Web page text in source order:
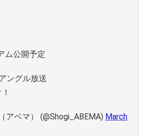
ム公開予定
ングル放送
アベマ） (@Shogi_ABEMA) March